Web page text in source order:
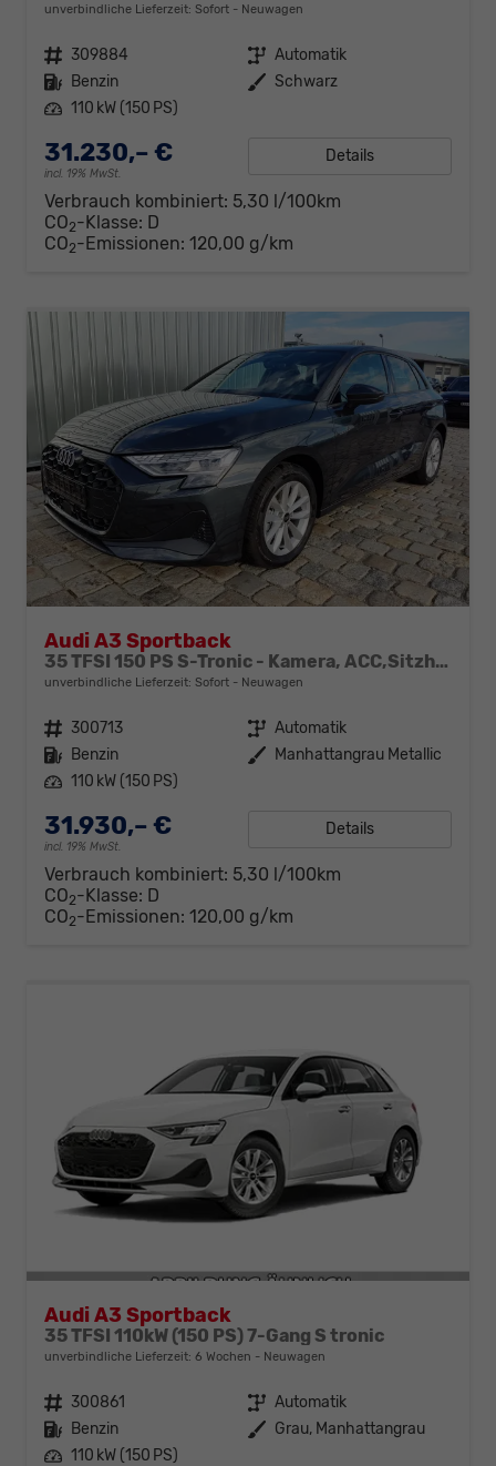
unverbindliche Lieferzeit: Sofort Neuwagen
Fahrzeugnr. 309884 Getriebe Automatik
Kraftstoff Benzin Außenfarbe Schwarz
Leistung 110 kW (150 PS)
31.230,– €
incl. 19% MwSt.
Details
Verbrauch kombiniert: 5,30 l/100km
CO2-Klasse: D
CO2-Emissionen: 120,00 g/km
Audi A3 Sportback
35 TFSI 150 PS S-Tronic - Kamera, ACC,Sitzheizung-4 Jahre Garantie-Sofort
unverbindliche Lieferzeit: Sofort Neuwagen
Fahrzeugnr. 300713 Getriebe Automatik
Kraftstoff Benzin Außenfarbe Manhattangrau Metallic
Leistung 110 kW (150 PS)
31.930,– €
incl. 19% MwSt.
Details
Verbrauch kombiniert: 5,30 l/100km
CO2-Klasse: D
CO2-Emissionen: 120,00 g/km
Audi A3 Sportback
35 TFSI 110kW (150 PS) 7-Gang S tronic
unverbindliche Lieferzeit: 6 Wochen Neuwagen
Fahrzeugnr. 300861 Getriebe Automatik
Kraftstoff Benzin Außenfarbe Grau, Manhattangrau
Leistung 110 kW (150 PS)